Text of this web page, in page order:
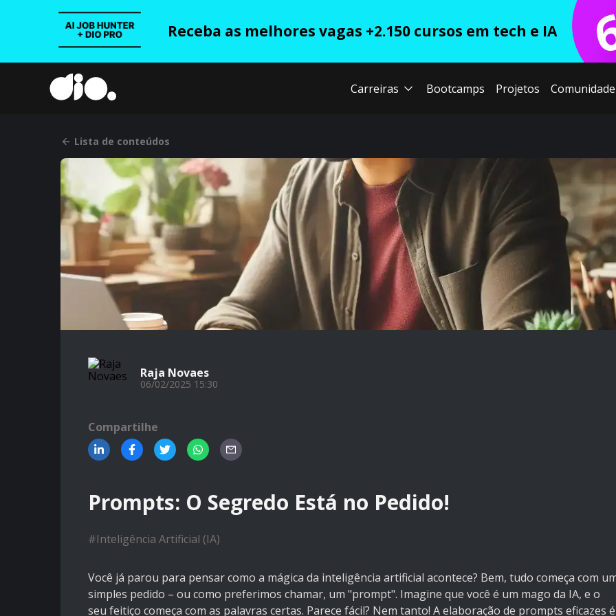
Receba as melhores vagas +2.150 cursos em tech e IA
Carreiras Bootcamps Projetos Comunidade
Lista de conteúdos
Raja Novaes
06/02/2025 15:30
Compartilhe
Prompts: O Segredo Está no Pedido!
#Inteligência Artificial (IA)
Você já parou para pensar como a mágica da inteligência artificial acontece? Bem, tudo começa com
simples pedido – ou como preferimos chamar, um "prompt". Imagine que você é um mago da IA, e o
seu feitiço começa com as palavras certas. Parece fácil? Nem tanto! A elaboração de prompts eficazes é